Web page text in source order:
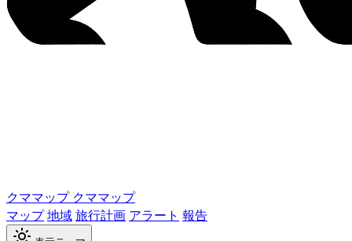
クママップ クママップ
マップ地域旅行計画 アラート 報告